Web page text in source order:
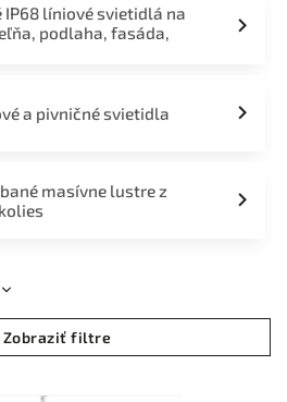
IP68 líniové svietidlá na
podlaha, fasáda,
a pivničné svietidla
masívne lustre z